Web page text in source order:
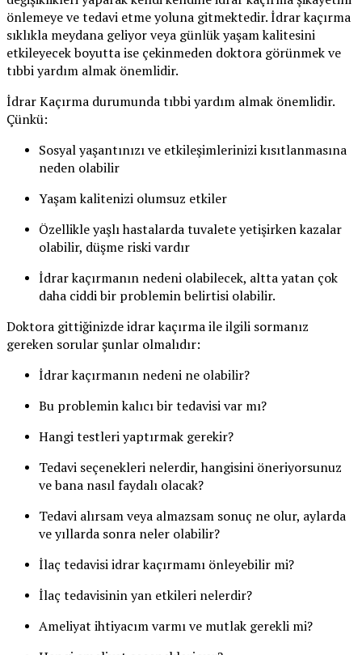
önlemeye ve tedavi etme yoluna gitmektedir. İdrar kaçırma
sıklıkla meydana geliyor veya günlük yaşam kalitesini
etkileyecek boyutta ise çekinmeden doktora görünmek ve
tıbbi yardım almak önemlidir.
İdrar Kaçırma durumunda tıbbi yardım almak önemlidir.
Çünkü:
Sosyal yaşantınızı ve etkileşimlerinizi kısıtlanmasına
neden olabilir
Yaşam kalitenizi olumsuz etkiler
Özellikle yaşlı hastalarda tuvalete yetişirken kazalar
olabilir, düşme riski vardır
İdrar kaçırmanın nedeni olabilecek, altta yatan çok
daha ciddi bir problemin belirtisi olabilir.
Doktora gittiğinizde idrar kaçırma ile ilgili sormanız
gereken sorular şunlar olmalıdır:
İdrar kaçırmanın nedeni ne olabilir?
Bu problemin kalıcı bir tedavisi var mı?
Hangi testleri yaptırmak gerekir?
Tedavi seçenekleri nelerdir, hangisini öneriyorsunuz
ve bana nasıl faydalı olacak?
Tedavi alırsam veya almazsam sonuç ne olur, aylarda
ve yıllarda sonra neler olabilir?
İlaç tedavisi idrar kaçırmamı önleyebilir mi?
İlaç tedavisinin yan etkileri nelerdir?
Ameliyat ihtiyacım varmı ve mutlak gerekli mi?